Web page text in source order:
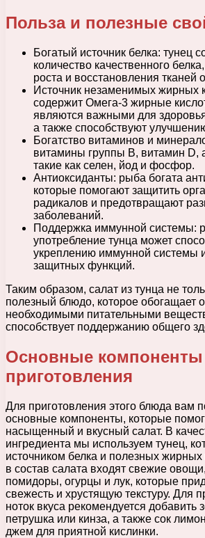
Польза и полезные
Богатый источник белка: тунец
количество качественного
роста и восстановления тканей
Источник незаменимых жирных
содержит Омега-3 жирные
являются важными для
а также способствуют
Богатство витаминов и
витамины группы В, витамин D,
такие как селен, йод и фосфор.
Антиоксиданты: рыба богата
которые помогают защитить
радикалов и предотвращают
заболеваний.
Поддержка иммунной системы:
употребление тунца может
укреплению иммунной
защитных функций.
Таким образом, салат из тунца не
полезный блюдо, которое обогащает
необходимыми питательными
способствует поддержанию общего
Основные компоненты
приготовления
Для приготовления этого блюда вам
основные компоненты, которые
насыщенный и вкусный салат. В
ингредиента мы используем тунец,
источником белка и полезных жирных
в состав салата входят свежие
помидоры, огурцы и лук, которые
свежесть и хрустящую текстуру. Для
ноток вкуса рекомендуется добавить
петрушка или кинза, а также сок
джем для приятной кислинки.